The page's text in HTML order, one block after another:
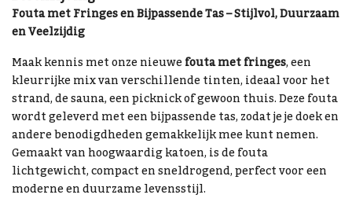
Fouta met Fringes en Bijpassende Tas – Stijlvol, Duurzaam
en Veelzijdig
Maak kennis met onze nieuwefouta met fringes, een
kleurrijke mix van verschillende tinten, ideaal voor het
strand, de sauna, een picknick of gewoon thuis. Deze fouta
wordt geleverd met een bijpassende tas, zodat je je doek en
andere benodigdheden gemakkelijk mee kunt nemen.
Gemaakt van hoogwaardig katoen, is de fouta
lichtgewicht, compact en sneldrogend, perfect voor een
moderne en duurzame levensstijl.